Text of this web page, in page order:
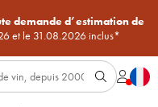
demande d’estimation de
et le 31.08.2026 inclus*